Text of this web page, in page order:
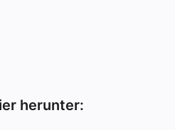
herunter: